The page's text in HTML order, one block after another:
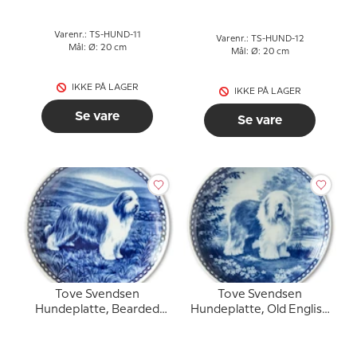
Varenr.: TS-HUND-11
Mål: Ø: 20 cm
IKKE PÅ LAGER
Se vare
Varenr.: TS-HUND-12
Mål: Ø: 20 cm
IKKE PÅ LAGER
Se vare
Tove Svendsen
Hundeplatte, Bearded
Tove Svendsen
Hundeplatte, Old English